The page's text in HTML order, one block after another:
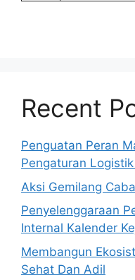
Recent
Penguatan Peran
Pengaturan
Aksi Gemilang
Penyelenggaraan
Internal Kalender
Membangun
Sehat Dan Adil